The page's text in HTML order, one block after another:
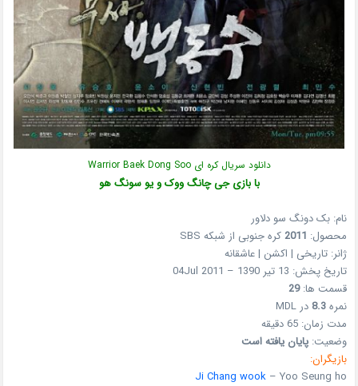
دانلود سریال کره ای Warrior Baek Dong Soo
با بازی جی چانگ ووک و یو سونگ هو
نام: بک دونگ سو دلاور
محصول: 2011 کره جنوبی از شبکه SBS
ژانر: تاریخی | اکشن | عاشقانه
تاریخ پخش: 13 تیر 1390 – 04Jul 2011
قسمت ها:29
نمره8.3 در MDL
مدت زمان: 65 دقیقه
وضعیت:پایان یافته است
بازیگران:
Ji Chang wook– Yoo Seung ho